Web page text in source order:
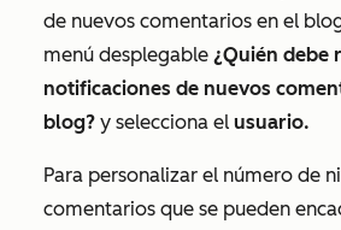
de nuevos comentarios en el
menú desplegable ¿Quién debe
notificaciones de nuevos
blog? y selecciona el usuario.
Para personalizar el número de
comentarios que se pueden